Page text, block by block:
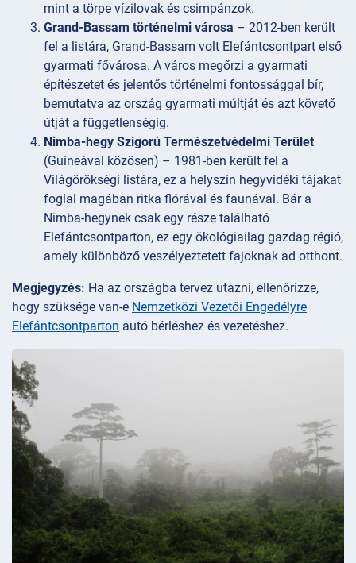
mint a törpe vízilovak és csimpánzok.
Grand-Bassam történelmi városa – 2012-ben került
fel a listára, Grand-Bassam volt Elefántcsontpart első
gyarmati fővárosa. A város megőrzi a gyarmati
építészetet és jelentős történelmi fontossággal bír,
bemutatva az ország gyarmati múltját és azt követő
útját a függetlenségig.
Nimba-hegy Szigorú Természetvédelmi Terület
(Guineával közösen) – 1981-ben került fel a
Világörökségi listára, ez a helyszín hegyvidéki tájakat
foglal magában ritka flórával és faunával. Bár a
Nimba-hegynek csak egy része található
Elefántcsontparton, ez egy ökológiailag gazdag régió,
amely különböző veszélyeztetett fajoknak ad otthont.
Megjegyzés: Ha az országba tervez utazni, ellenőrizze,
hogy szüksége van-e Nemzetközi Vezetői Engedélyre
Elefántcsontparton autó bérléshez és vezetéshez.